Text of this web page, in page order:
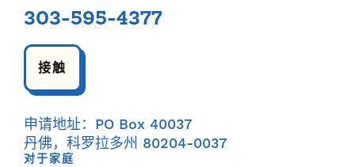
303-595-4377
接触
申请地址：PO Box 40037
丹佛，科罗拉多州 80204-0037
对于家庭